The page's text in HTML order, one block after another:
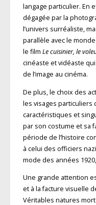
langage particulier. En
dégagée par la
l’univers surréaliste,
parallèle avec le
le film Le cuisinier, le
cinéaste et vidéaste
de l’image au cinéma.
De plus, le choix des
les visages particuliers
caractéristiques et
par son costume et sa
période de l’histoire
à celui des officiers
mode des années
Une grande attention
et à la facture visuelle
Véritables natures